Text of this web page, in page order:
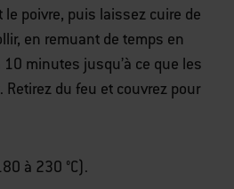
poivre, puis laissez cuire de
en remuant de temps en
minutes jusqu’à ce que les
du feu et couvrez pour
à 230 °C).